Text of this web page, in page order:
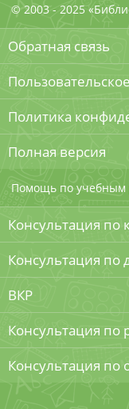
© 2003 - 2025
Обратная связь
Политика
Полная версия
Помощь по учебным
Консультация по
Консультация по
ВКР
Консультация по
Консультация по